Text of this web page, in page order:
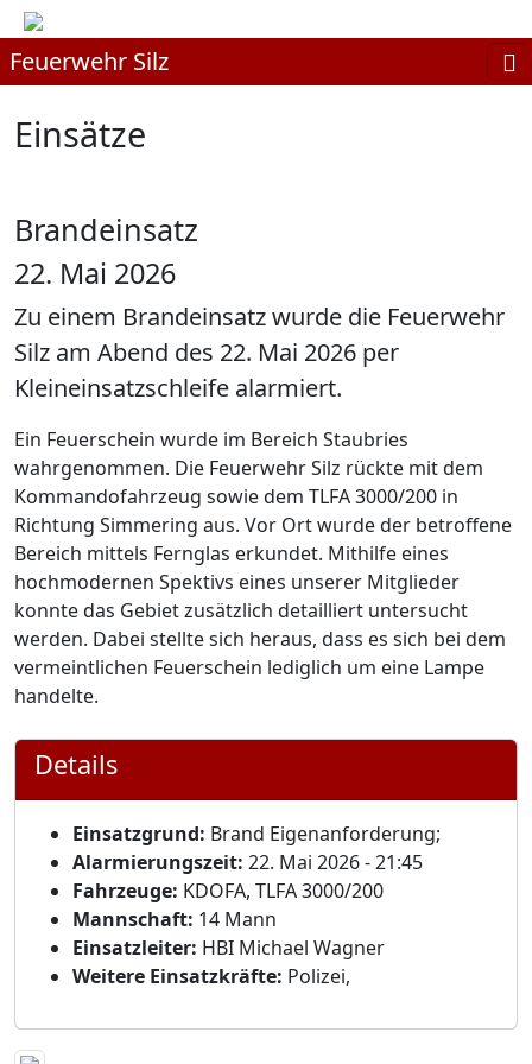
Feuerwehr Silz
Einsätze
Brandeinsatz
22. Mai 2026
Zu einem Brandeinsatz wurde die Feuerwehr
Silz am Abend des 22. Mai 2026 per
Kleineinsatzschleife alarmiert.
Ein Feuerschein wurde im Bereich Staubries
wahrgenommen. Die Feuerwehr Silz rückte mit dem
Kommandofahrzeug sowie dem TLFA 3000/200 in
Richtung Simmering aus. Vor Ort wurde der betroffene
Bereich mittels Fernglas erkundet. Mithilfe eines
hochmodernen Spektivs eines unserer Mitglieder
konnte das Gebiet zusätzlich detailliert untersucht
werden. Dabei stellte sich heraus, dass es sich bei dem
vermeintlichen Feuerschein lediglich um eine Lampe
handelte.
Details
Einsatzgrund: Brand Eigenanforderung;
Alarmierungszeit: 22. Mai 2026 - 21:45
Fahrzeuge: KDOFA, TLFA 3000/200
Mannschaft: 14 Mann
Einsatzleiter: HBI Michael Wagner
Weitere Einsatzkräfte: Polizei,